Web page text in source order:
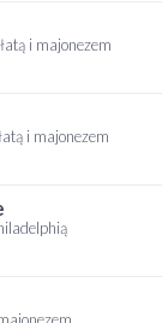
i majonezem
i majonezem